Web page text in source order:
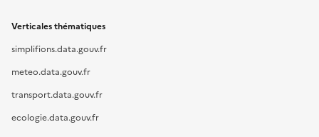
Verticales thématiques
simplifions.data.gouv.fr
meteo.data.gouv.fr
transport.data.gouv.fr
ecologie.data.gouv.fr